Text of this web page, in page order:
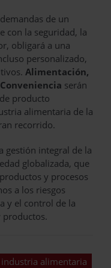
de un
con la seguridad, la
obligará a una
personalizado,
Alimentación,
serán
producto
alimentaria de la
recorrido.
gestión integral de la
globalizada, que
y procesos
a los riesgos
y el control de la
productos.
industria alimentaria